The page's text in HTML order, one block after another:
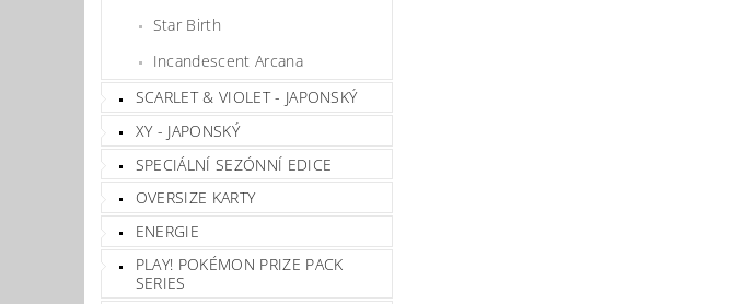
Star Birth
Incandescent Arcana
SCARLET & VIOLET - JAPONSKÝ
XY - JAPONSKÝ
SPECIÁLNÍ SEZÓNNÍ EDICE
OVERSIZE KARTY
ENERGIE
PLAY! POKÉMON PRIZE PACK
SERIES